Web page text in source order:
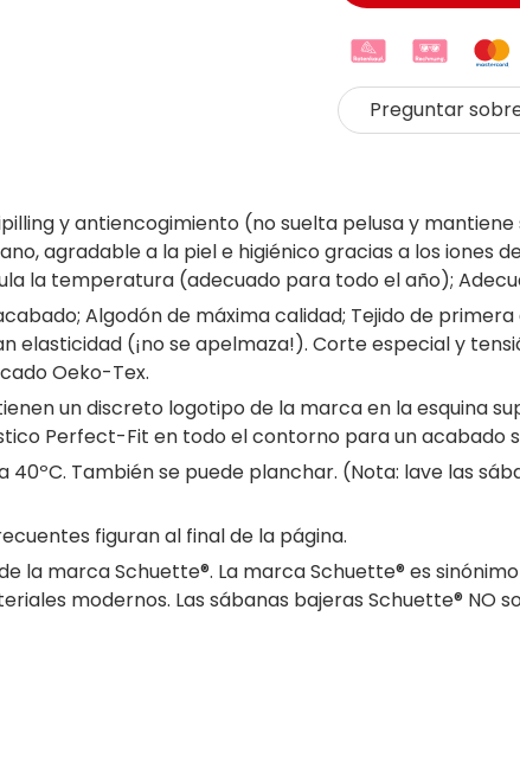
Preguntar
y antiencogimiento (no suelta pelusa y
agradable a la piel e higiénico gracias a los iones
la temperatura (adecuado para todo el año);
Algodón de máxima calidad; Tejido de
(¡no se apelmaza!). Corte especial y
Oeko-Tex.
un discreto logotipo de la marca en la esquina
Perfect-Fit en todo el contorno para un acabado
40ºC. También se puede planchar. (Nota: lave las
figuran al final de la página.
la marca Schuette®. La marca Schuette® es
modernos. Las sábanas bajeras Schuette®